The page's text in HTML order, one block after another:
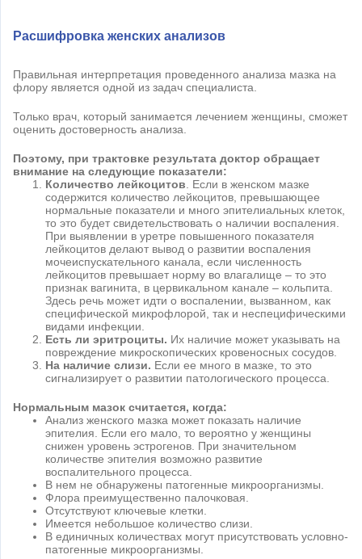
Расшифровка женских анализов
Правильная интерпретация проведенного анализа мазка на
флору является одной из задач специалиста.
Только врач, который занимается лечением женщины, сможет
оценить достоверность анализа.
Поэтому, при трактовке результата доктор обращает
внимание на следующие показатели:
Количество лейкоцитов . Если в женском мазке
содержится количество лейкоцитов, превышающее
нормальные показатели и много эпителиальных клеток,
то это будет свидетельствовать о наличии воспаления.
При выявлении в уретре повышенного показателя
лейкоцитов делают вывод о развитии воспаления
мочеиспускательного канала, если численность
лейкоцитов превышает норму во влагалище – то это
признак вагинита, в цервикальном канале – кольпита.
Здесь речь может идти о воспалении, вызванном, как
специфической микрофлорой, так и неспецифическими
видами инфекции.
Есть ли эритроциты. Их наличие может указывать на
повреждение микроскопических кровеносных сосудов.
На наличие слизи. Если ее много в мазке, то это
сигнализирует о развитии патологического процесса.
Нормальным мазок считается, когда:
Анализ женского мазка может показать наличие
эпителия. Если его мало, то вероятно у женщины
снижен уровень эстрогенов. При значительном
количестве эпителия возможно развитие
воспалительного процесса.
В нем не обнаружены патогенные микроорганизмы.
Флора преимущественно палочковая.
Отсутствуют ключевые клетки.
Имеется небольшое количество слизи.
В единичных количествах могут присутствовать условно-
патогенные микроорганизмы.